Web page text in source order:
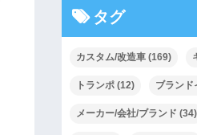
タグ
カスタム/改造車 (169)
トランポ (12) ブランド
メーカー/会社/ブランド (34)